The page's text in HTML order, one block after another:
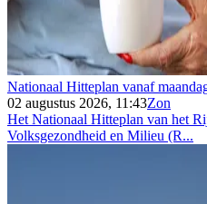
Nationaal Hitteplan vanaf
02 augustus 2026, 11:43Zon
Het Nationaal Hitteplan van het
Volksgezondheid en Milieu (R...